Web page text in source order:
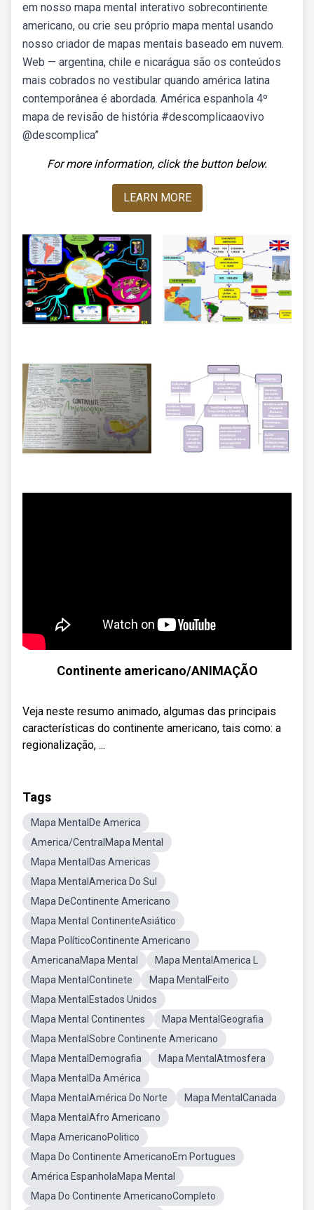
em nosso mapa mental interativo sobrecontinente
americano, ou crie seu próprio mapa mental usando
nosso criador de mapas mentais baseado em nuvem.
Web — argentina, chile e nicarágua são os conteúdos
mais cobrados no vestibular quando américa latina
contemporânea é abordada. América espanhola 4º
mapa de revisão de história #descomplicaaovivo
@descomplica”
For more information, click the button below.
LEARN MORE
Continente americano/ANIMAÇÃO
Veja neste resumo animado, algumas das principais
características do continente americano, tais como: a
regionalização, ...
Tags
Mapa MentalDe America
America/CentralMapa Mental
Mapa MentalDas Americas
Mapa MentalAmerica Do Sul
Mapa DeContinente Americano
Mapa Mental ContinenteAsiático
Mapa PolíticoContinente Americano
AmericanaMapa Mental
Mapa MentalAmerica L
Mapa MentalContinete
Mapa MentalFeito
Mapa MentalEstados Unidos
Mapa Mental Continentes
Mapa MentalGeografia
Mapa MentalSobre Continente Americano
Mapa MentalDemografia
Mapa MentalAtmosfera
Mapa MentalDa América
Mapa MentalAmérica Do Norte
Mapa MentalCanada
Mapa MentalAfro Americano
Mapa AmericanoPolitico
Mapa Do Continente AmericanoEm Portugues
América EspanholaMapa Mental
Mapa Do Continente AmericanoCompleto